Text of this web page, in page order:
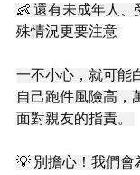
👶 還有未成年人
殊情況更要注意
一不小心，就可能
自己跑件風險高，
面對親友的指責。
💡 別擔心！我們會